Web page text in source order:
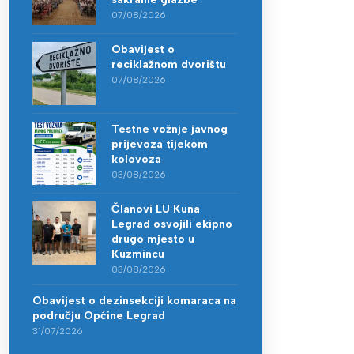
07/08/2026
Obavijest o
reciklažnom dvorištu
07/08/2026
Testne vožnje javnog
prijevoza tijekom
kolovoza
03/08/2026
Članovi LU Kuna
Legrad osvojili ekipno
drugo mjesto u
Kuzmincu
03/08/2026
Obavijest o dezinsekciji komaraca na
području Općine Legrad
31/07/2026